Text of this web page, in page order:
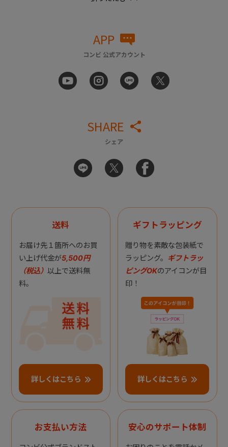
APP
コンビ 公式アカウント
SHARE
シェア
送料
お届け先１箇所へのお買
い上げ代金が5,500円
（税込） 以上で送料無
料。
詳しくはこちら
ギフトラッピング
贈り物を素敵な包装紙で
ラッピング。 ギフトラッ
ピングOKのアイコンが目
印！
詳しくはこちら
お支払い方法 安心のサポート体制